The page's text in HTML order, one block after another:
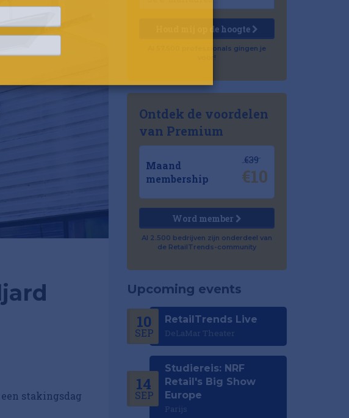
stakingsdag
Houd mij op de hoogte
Al 57.500 professionals gingen je
voor!
Ontdek de voordelen
van Premium
Maand
membership
€39
€10
Word member
Al 2.500 bedrijven zijn onderdeel van
de RetailTrends-community
Upcoming events
10
SEP
RetailTrends Live
DeLaMar Theater
14
SEP
Studiereis: NRF
Retail's Big Show
Europe
Parijs